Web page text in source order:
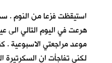
استيقظت فزعا من النوم .
موعد مراجعتي الاسبوعية .
لكني تفاجأت ان السكرتيرة